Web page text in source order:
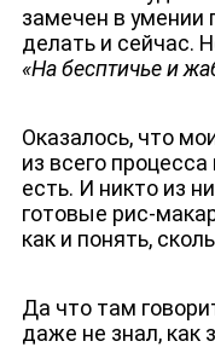
замечен в умении
делать и сейчас.
«На бесптичье и
Оказалось, что
из всего
есть. И никто из
готовые рис-
как и понять,
Да что там
даже не знал, как